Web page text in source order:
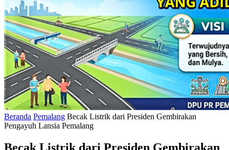
Beranda Pemalang Becak Listrik dari Presiden Gembirakan
Pengayuh Lansia Pemalang